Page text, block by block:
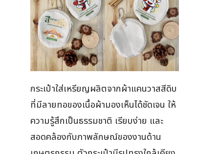
กระเป๋าใส่เหรียญผลิตจากผ้าแคนวาสสีดิบ
ที่มีลายทอของเนื้อผ้ามองเห็นได้ชัดเจน ให้
ความรู้สึกเป็นธรรมชาติ เรียบง่าย และ
สอดคล้องกับภาพลักษณ์ของงานด้าน